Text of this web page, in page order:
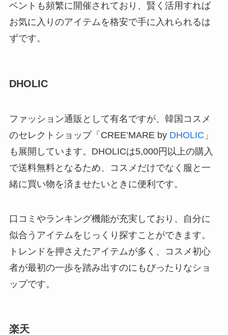
ベントも頻繁に開催されており、賢く活用すれば
お気に入りのアイテムを格安で手に入れられるは
ずです。
DHOLIC
ファッション通販として有名ですが、韓国コスメ
のセレクトショップ「CREE’MARE by DHOLIC 」
も展開しています。DHOLICは5,000円以上の購入
で送料無料となるため、コスメだけでなく服と一
緒に買い物を済ませたいときに便利です。
口コミやランキング機能が充実しており、自分に
似合うアイテムをじっくり探すことができます。
トレンドを押さえたアイテムが多く、コスメ初心
者が最初の一歩を踏み出すのにもぴったりなショ
ップです。
楽天